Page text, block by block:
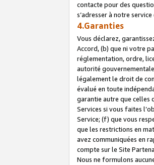
contacte pour des
s’adresser à notre service
4.Garanties
Vous déclarez,
Accord, (b) que ni votre
réglementation, ordre,
autorité
légalement le droit de
évalué en toute
garantie autre que celles
Services si vous faites
Service; (f) que vous
que les restrictions en
avez communiquées en
compte sur le Site
Nous ne formulons